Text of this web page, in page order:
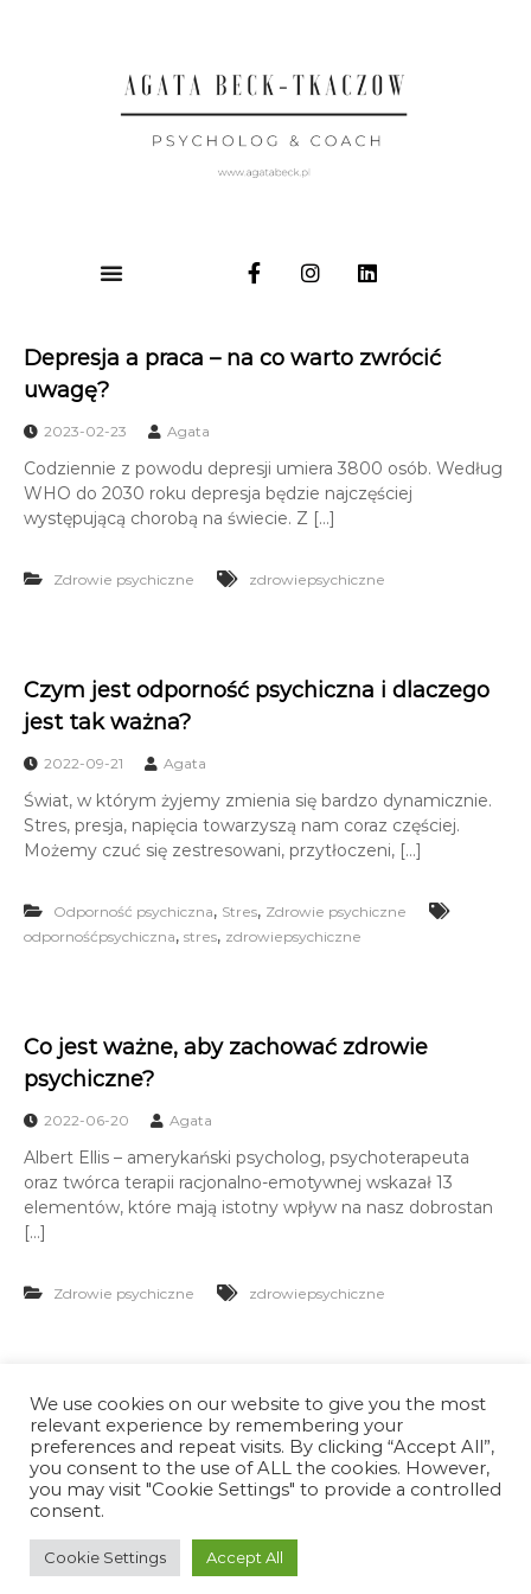
Depresja a praca – na co warto zwrócić
uwagę?
2023-02-23 Agata
Codziennie z powodu depresji umiera 3800 osób. Według
WHO do 2030 roku depresja będzie najczęściej
występującą chorobą na świecie. Z […]
Zdrowie psychiczne zdrowiepsychiczne
Czym jest odporność psychiczna i dlaczego
jest tak ważna?
2022-09-21 Agata
Świat, w którym żyjemy zmienia się bardzo dynamicznie.
Stres, presja, napięcia towarzyszą nam coraz częściej.
Możemy czuć się zestresowani, przytłoczeni, […]
Odporność psychiczna, Stres, Zdrowie psychiczne
odpornośćpsychiczna, stres, zdrowiepsychiczne
Co jest ważne, aby zachować zdrowie
psychiczne?
2022-06-20 Agata
Albert Ellis – amerykański psycholog, psychoterapeuta
oraz twórca terapii racjonalno-emotywnej wskazał 13
elementów, które mają istotny wpływ na nasz dobrostan
[…]
Zdrowie psychiczne zdrowiepsychiczne
Strona główna
Polityka prywatności
Oferta
Odporność psychiczna
O mnie
Kontakt
Blog
We use cookies on our website to give you the most
relevant experience by remembering your
preferences and repeat visits. By clicking “Accept All”,
you consent to the use of ALL the cookies. However,
you may visit "Cookie Settings" to provide a controlled
consent.
Cookie Settings Accept All